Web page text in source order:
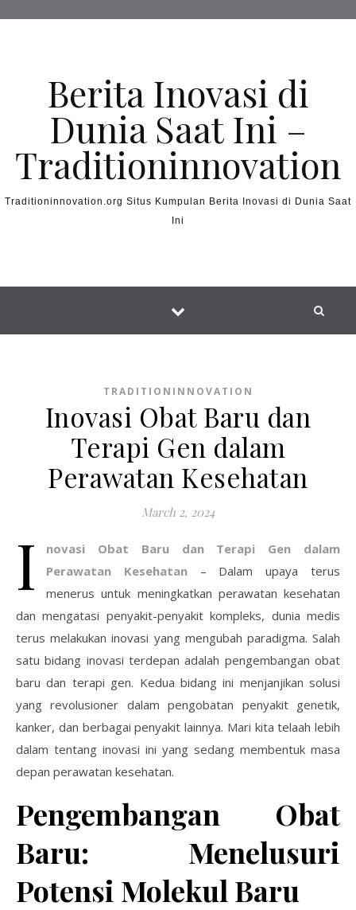
Berita Inovasi di
Dunia Saat Ini –
Traditioninnovation
Traditioninnovation.org Situs Kumpulan Berita Inovasi di Dunia Saat
Ini
TRADITIONINNOVATION
Inovasi Obat Baru dan
Terapi Gen dalam
Perawatan Kesehatan
March 2, 2024
I
novasi Obat Baru dan Terapi Gen dalam
Perawatan Kesehatan– Dalam upaya terus
menerus untuk meningkatkan perawatan kesehatan
dan mengatasi penyakit-penyakit kompleks, dunia medis
terus melakukan inovasi yang mengubah paradigma. Salah
satu bidang inovasi terdepan adalah pengembangan obat
baru dan terapi gen. Kedua bidang ini menjanjikan solusi
yang revolusioner dalam pengobatan penyakit genetik,
kanker, dan berbagai penyakit lainnya. Mari kita telaah lebih
dalam tentang inovasi ini yang sedang membentuk masa
depan perawatan kesehatan.
Pengembangan Obat
Baru: Menelusuri
Potensi Molekul Baru